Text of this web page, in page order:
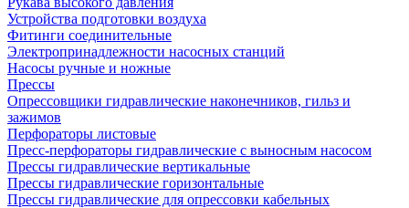
Устройства подготовки воздуха
Фитинги соединительные
Электропринадлежности насосных станций
Насосы ручные и ножные
Прессы
Опрессовщики гидравлические наконечников, гильз и
зажимов
Перфораторы листовые
Пресс-перфораторы гидравлические с выносным насосом
Прессы гидравлические вертикальные
Прессы гидравлические горизонтальные
Прессы гидравлические для опрессовки кабельных